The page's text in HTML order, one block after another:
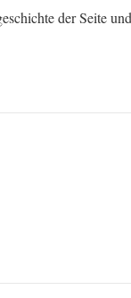
der Seite und